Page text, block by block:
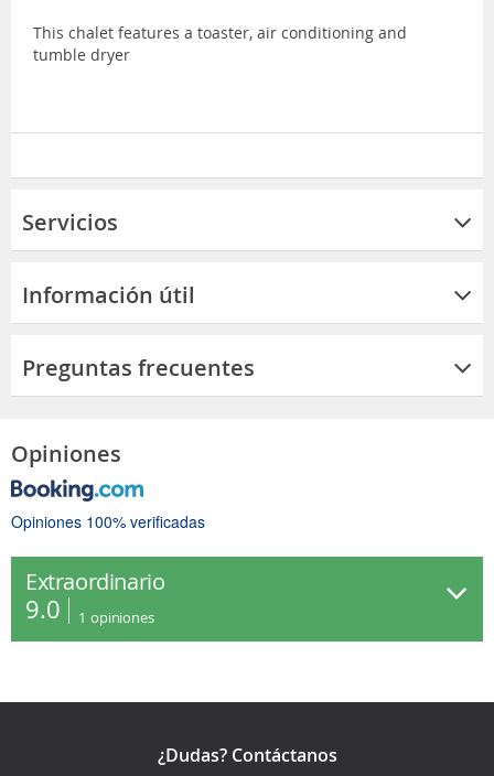
This chalet features a toaster, air conditioning and
tumble dryer
Servicios
Información útil
Preguntas frecuentes
Opiniones
Opiniones 100% verificadas
Extraordinario
9.0 1 opiniones
¿Dudas? Contáctanos